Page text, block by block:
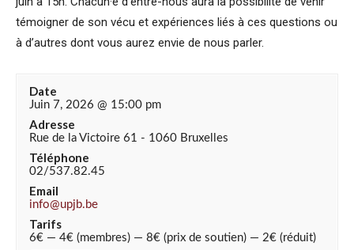
témoigner de son vécu et expériences liés à ces questions ou
à d’autres dont vous aurez envie de nous parler.
Date
Juin 7, 2026 @ 15:00 pm
Adresse
Rue de la Victoire 61 - 1060 Bruxelles
Téléphone
02/537.82.45
Email
info@upjb.be
Tarifs
6€ — 4€ (membres) — 8€ (prix de soutien) — 2€ (réduit)